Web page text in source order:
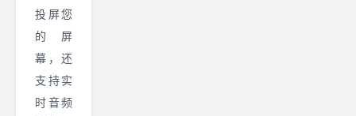
投屏您
的屏
幕，还
支持实
时音频